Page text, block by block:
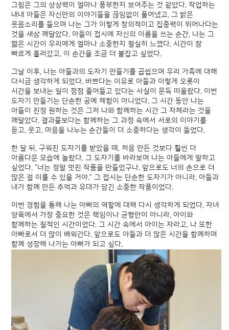
그림은 그의 상상력이 얼마나 풍부한지 보여주는 것 같았다. 작업하는
내내 아들은 자신만의 이야기들을 끊임없이 풀어냈고, 그 밝은
웃음소리를 들으며 나는 그가 이렇게 창의적이고 집중력이 뛰어나다는
것을 새삼 깨달았다. 아들이 접시에 자신의 이름을 쓰는 순간, 나는 그
짧은 시간이 우리에게 얼마나 소중한지 절실히 느꼈다. 시간이 참
빠르게 흘러갔고, 이 순간을 조금 더 붙잡고 싶었다.
그날 이후, 나는 아들과의 도자기 만들기를 곱씹으며 우리 가족에 대해
다시금 생각하게 되었다. 바쁘다는 이유로 아들과 이렇게 오롯이
시간을 보내는 일이 점점 줄어들고 있다는 사실이 문득 떠올랐다. 이번
도자기 만들기는 단순한 공예 체험이 아니었다. 그 시간 동안 나는
아들이 진정 원하는 것은 그저 나와 함께하는 시간 그 자체라는 것을
깨달았다. 결과물보다는 함께하는 그 과정 속에서 서로의 이야기를
듣고, 웃고, 마음을 나누는 순간들이 더 소중하다는 생각이 들었다.
한 달 뒤, 구워진 도자기를 받았을 때, 처음 만든 것보다 훨씬 더
아름다운 모습에 놀랐다. 그 도자기를 바라보며 나는 아들에게 말하고
싶었다. “너는 정말 멋진 작품을 만들었구나. 앞으로도 너의 손으로 더
많은 걸 이룰 수 있을 거야.” 그 접시는 단순한 도자기가 아니라, 아들과
내가 함께 만든 추억과 유대가 담긴 소중한 작품이었다.
이번 경험을 통해 나는 아빠의 역할에 대해 다시 생각하게 되었다. 자녀
양육에서 가장 중요한 것은 책임이나 균형만이 아니라, 아이와
함께하는 질적인 시간이었다. 그 시간 속에서 아이는 자라고, 나 또한
아빠로서 더 많이 배워간다. 앞으로도 아들과 더 많은 시간을 함께하며
함께 성장해 나가는 아빠가 되고 싶다.